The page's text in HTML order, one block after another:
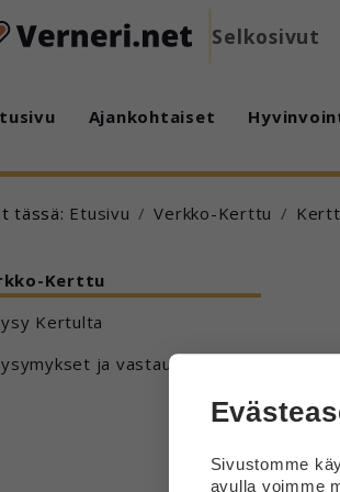
Selkosivut
Ajankohtaiset
tässä: Etusivu Verkko-Kerttu
Kerttu
Kertulta
ja vastaukset
Sivustomme
avulla voimme